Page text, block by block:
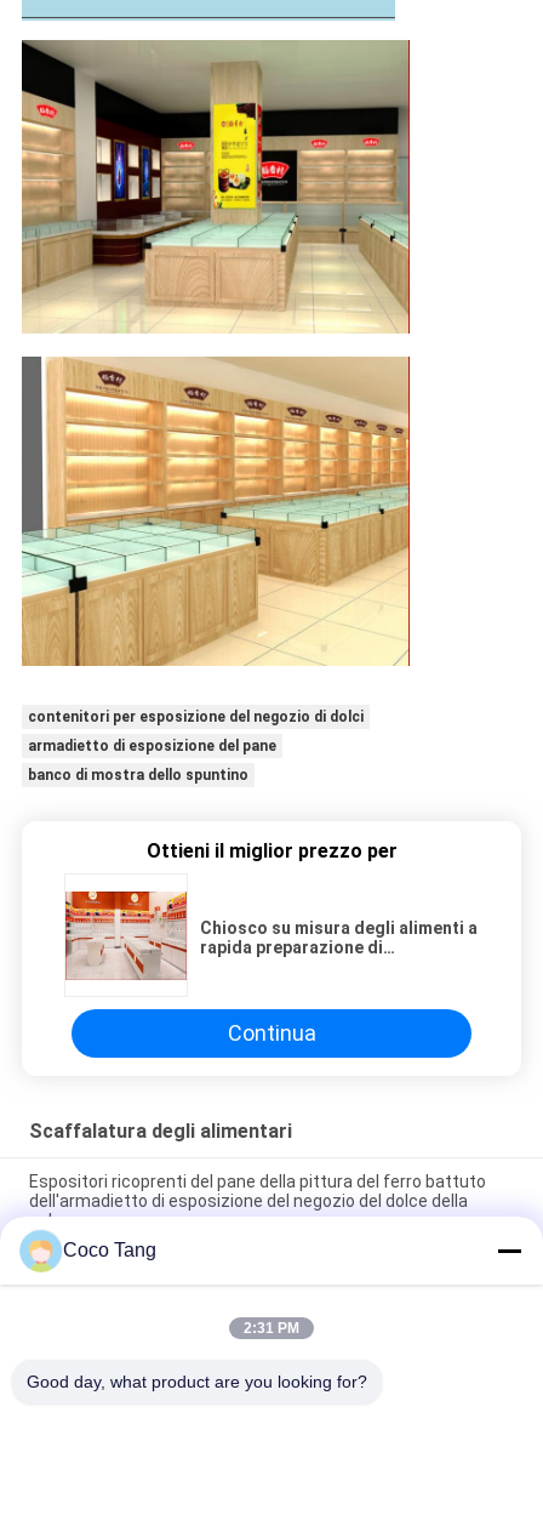
contenitori per esposizione del negozio di dolci
armadietto di esposizione del pane
banco di mostra dello spuntino
Ottieni il miglior prezzo per
Chiosco su misura degli alimenti a
rapida preparazione di
spuntino/negozio di Candy
Continua
Scaffalatura degli alimentari
Espositori ricoprenti del pane della pittura del ferro battuto
dell'armadietto di esposizione del negozio del dolce della
polvere
Il forno d'accantonamento placcato di titanio del pane degli
alimentari accantona l'esposizione del pane
Banco di mostra su misura degli spuntini di quattro lati per il
Coco Tang
2:31 PM
Good day, what product are you looking for?